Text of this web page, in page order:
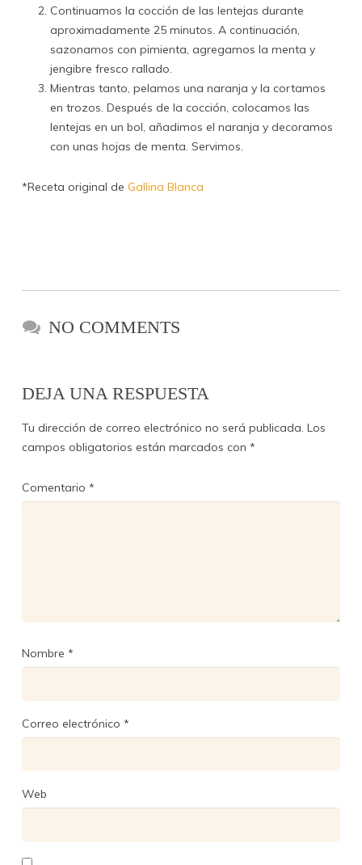
Continuamos la cocción de las lentejas durante
aproximadamente 25 minutos. A continuación,
sazonamos con pimienta, agregamos la menta y
jengibre fresco rallado.
Mientras tanto, pelamos una naranja y la cortamos
en trozos. Después de la cocción, colocamos las
lentejas en un bol, añadimos el naranja y decoramos
con unas hojas de menta. Servimos.
*Receta original de Gallina Blanca
NO COMMENTS
DEJA UNA RESPUESTA
Tu dirección de correo electrónico no será publicada. Los
campos obligatorios están marcados con *
Comentario *
Nombre *
Correo electrónico *
Web